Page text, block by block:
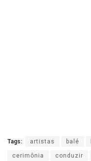
Tags: artistas balé
cerimônia conduzir